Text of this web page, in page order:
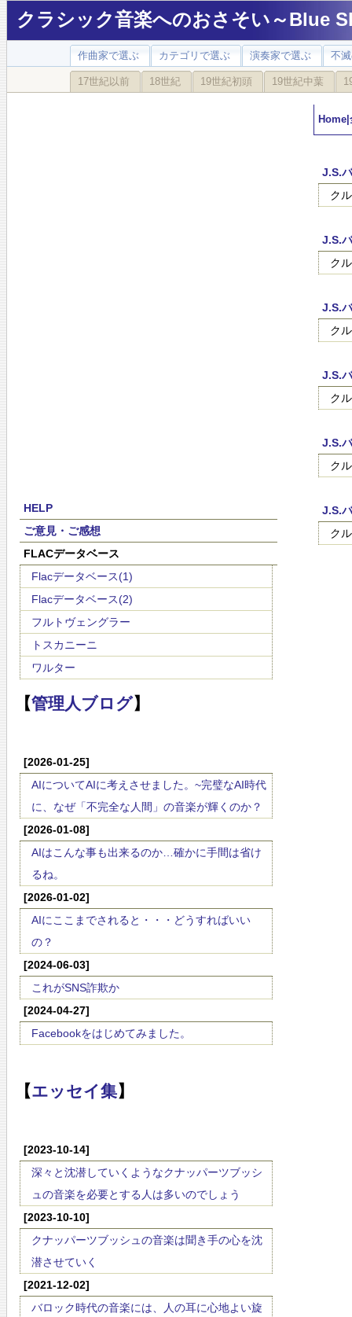
クラシック音楽へのおさそい～Blue
作曲家で選ぶ カテゴリで選ぶ 演奏家で選ぶ 不
17世紀以前 18世紀 19世紀初頭 19世紀中葉
HELP
ご意見・ご感想
FLACデータベース
Flacデータベース(1)
Flacデータベース(2)
フルトヴェングラー
トスカニーニ
ワルター
【管理人ブログ】
[2026-01-25]
AIについてAIに考えさせました。~完璧なAI時代
に、なぜ「不完全な人間」の音楽が輝くのか？
[2026-01-08]
AIはこんな事も出来るのか…確かに手間は省け
るね。
[2026-01-02]
AIにここまでされると・・・どうすればいい
の？
[2024-06-03]
これがSNS詐欺か
[2024-04-27]
Facebookをはじめてみました。
【エッセイ集】
[2023-10-14]
深々と沈潜していくようなクナッパーツブッシ
ュの音楽を必要とする人は多いのでしょう
[2023-10-10]
クナッパーツブッシュの音楽は聞き手の心を沈
潜させていく
[2021-12-02]
バロック時代の音楽には、人の耳に心地よい旋
Home
J.S.
ク
J.S.
ク
J.S.
ク
J.S.
ク
J.S.
ク
J.S.
ク